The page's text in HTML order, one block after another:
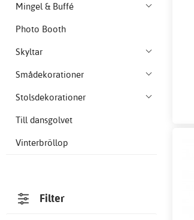
Mingel & Buffé
Photo Booth
Skyltar
Smådekorationer
Stolsdekorationer
Till dansgolvet
Vinterbröllop
Filter